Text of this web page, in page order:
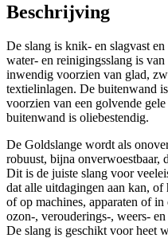
Beschrijving
De slang is knik- en slagvast
water- en reinigingsslang is
inwendig voorzien van glad,
textielinlagen. De buitenwand
voorzien van een golvende
buitenwand is oliebestendig.
De Goldslange wordt als
robuust, bijna onverwoestbaar,
Dit is de juiste slang voor
dat alle uitdagingen aan kan,
of op machines, apparaten of
ozon-, verouderings-, weers-
De slang is geschikt voor heet